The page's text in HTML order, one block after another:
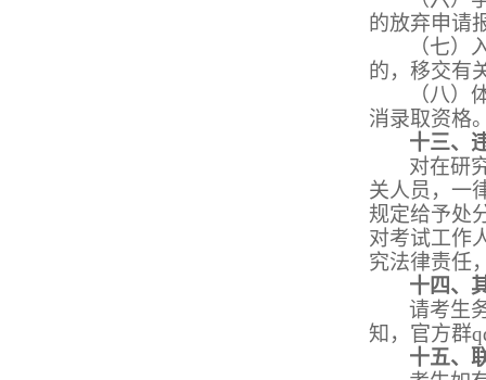
的放弃申请
（七）
的，移交有
（八
消录取资格
十三、
对在研
关人员，一
规定给予处
对考试工作
究法律责任
十四、
请考生
知，官方群
十五、